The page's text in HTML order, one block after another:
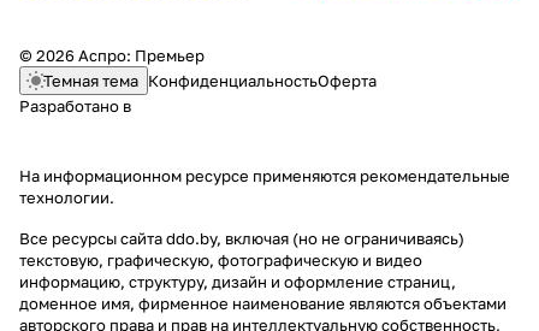
© 2026 Аспро: Премьер
Темная тема КонфиденциальностьОферта
Разработано в
На информационном ресурсе применяются рекомендательные
технологии.
Все ресурсы сайта ddo.by, включая (но не ограничиваясь)
текстовую, графическую, фотографическую и видео
информацию, структуру, дизайн и оформление страниц,
доменное имя, фирменное наименование являются объектами
авторского права и прав на интеллектуальную собственность,